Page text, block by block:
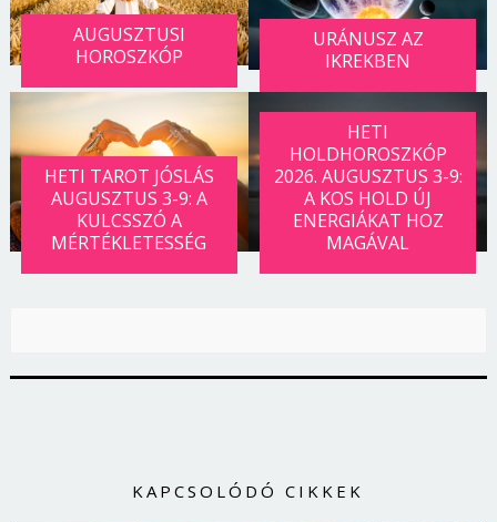
AUGUSZTUSI
HOROSZKÓP
URÁNUSZ AZ
IKREKBEN
HETI TAROT JÓSLÁS
AUGUSZTUS 3-9: A
KULCSSZÓ A
MÉRTÉKLETESSÉG
HETI
HOLDHOROSZKÓP
2026. AUGUSZTUS 3-9:
A KOS HOLD ÚJ
ENERGIÁKAT HOZ
MAGÁVAL
KAPCSOLÓDÓ CIKKEK